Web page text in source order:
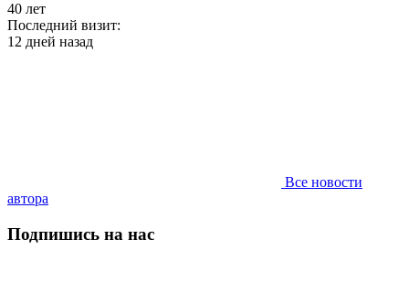
40 лет
Последний визит:
12 дней назад
Все новости
автора
Подпишись на нас